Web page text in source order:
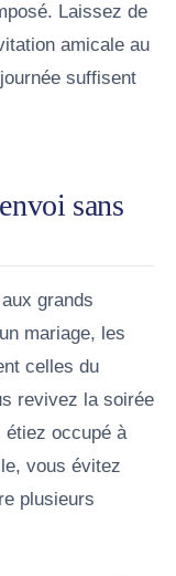
Laissez de
amicale au
suffisent
sans
grands
mariage, les
celles du
revivez la soirée
occupé à
vous évitez
plusieurs